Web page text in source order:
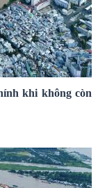
khi không còn